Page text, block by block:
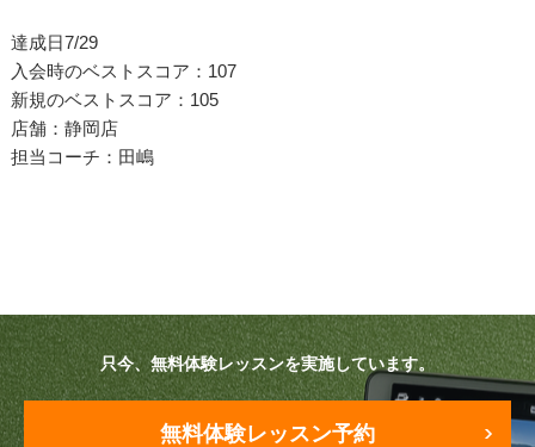
法人向けプラン
プラン・料金
中部（静岡・愛知）
達成日7/29
入会時のベストスコア：107
新規のベストスコア：105
店舗：静岡店
担当コーチ：田嶋
只今、無料体験レッスンを実施しています。
無料体験レッスン予約